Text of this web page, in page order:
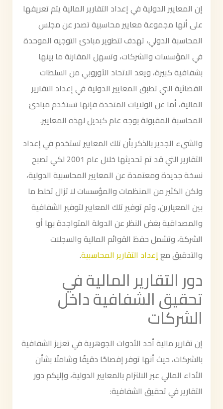
إن المعايير الدولية في إعداد التقارير المالية يتم تعريفها
على أنها مجموعة معايير محاسبية تصدر عن مجلس
المحاسبة الدولي، تهدف لتطوير مبادئ التوجيه الموحدة
في المؤسسات والشركات، وتسهل المقارنة ما بينها
بشفافية كبيرة، ويعد الاتحاد الأوروبي من السلطات
القضائية التي تطبق المعايير الدولية في إعداد التقارير
المالية، أما عن الولايات المتحدة فإنها تستخدم مبادئ
المحاسبة المقبولة بوجه عام كبديل لهذه المعايير.
والشيء الجدير بالذكر بأن تلك المعايير تستخدم في إعداد
التقارير التي قد تم تحديثها خلال عام 2001 لكي تصبح
نسخة جديدة ومعتمدة عن المعايير المحاسبية الدولية،
ولكن الكثير من المنظمات والمؤسسات لا تزال تخلط ما
بين المعيارين، وتم توفير تلك المعايير لتوفير الشفافية
والمصداقية بغض النظر عن الدولة المتواجدة بها أو
الشركة، وتشمل حفظ القوائم المالية والسجلات
والتدقيق معإعداد التقارير المحاسبية.
دور التقارير المالية في
تحقيق الشفافية داخل
الشركات
إن تقارير مالية أحد الأدوات الجوهرية في تعزيز الشفافية
بالشركات، حيث أنها توفر إفصاحًا دقيقًا وشاملًا بشأن
الأداء المالي عبر الالتزام بالمعايير الدولية، وإليكم دور
التقارير في تحقيق الشفافية: